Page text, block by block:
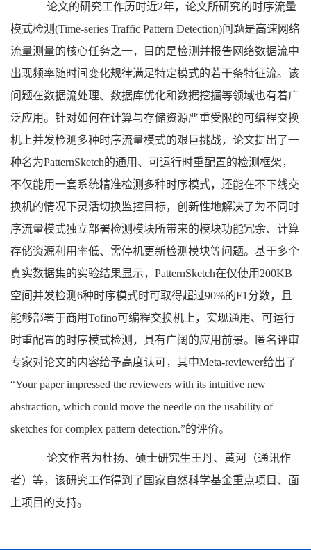
论文的研究工作历时近2年，论文所研究的时序流量
模式检测(Time-series Traffic Pattern Detection)问题是高速网络
流量测量的核心任务之一，目的是检测并报告网络数据流中
出现频率随时间变化规律满足特定模式的若干条特征流。该
问题在数据流处理、数据库优化和数据挖掘等领域也有着广
泛应用。针对如何在计算与存储资源严重受限的可编程交换
机上并发检测多种时序流量模式的艰巨挑战，论文提出了一
种名为PatternSketch的通用、可运行时重配置的检测框架，
不仅能用一套系统精准检测多种时序模式，还能在不下线交
换机的情况下灵活切换监控目标，创新性地解决了为不同时
序流量模式独立部署检测模块所带来的模块功能冗余、计算
存储资源利用率低、需停机更新检测模块等问题。基于多个
真实数据集的实验结果显示，PatternSketch在仅使用200KB
空间并发检测6种时序模式时可取得超过90%的F1分数，且
能够部署于商用Tofino可编程交换机上，实现通用、可运行
时重配置的时序模式检测，具有广阔的应用前景。匿名评审
专家对论文的内容给予高度认可，其中Meta-reviewer给出了
“Your paper impressed the reviewers with its intuitive new
abstraction, which could move the needle on the usability of
sketches for complex pattern detection.”的评价。
论文作者为杜扬、硕士研究生王丹、黄河（通讯作
者）等，该研究工作得到了国家自然科学基金重点项目、面
上项目的支持。